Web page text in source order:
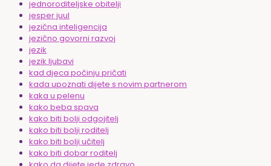
jednoroditeljske obitelji
jesper juul
jezična inteligencija
jezično govorni razvoj
jezik
jezik ljubavi
kad djeca počinju pričati
kada upoznati dijete s novim partnerom
kaka u pelenu
kako beba spava
kako biti bolji odgojitelj
kako biti bolji roditelj
kako biti bolji učitelj
kako biti dobar roditelj